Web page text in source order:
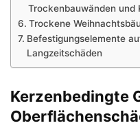
Trockenbauwänden und
Trockene
Befestigungselemente
Langzeitschäden
Kerzenbedingte